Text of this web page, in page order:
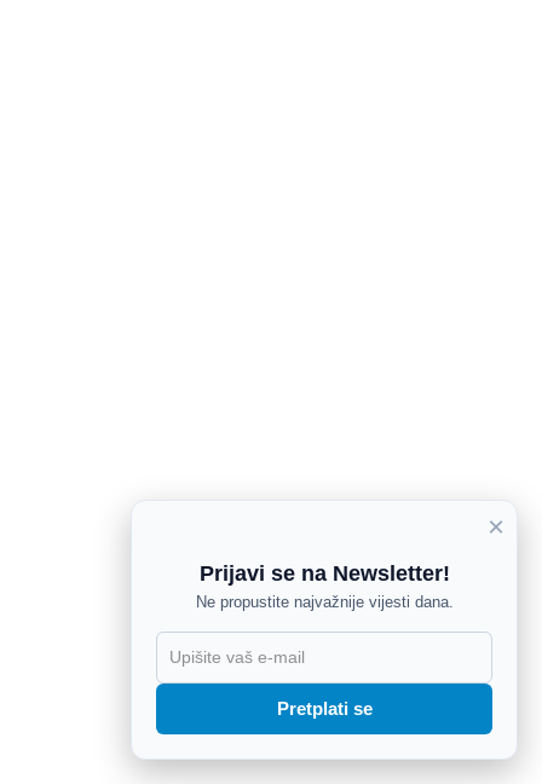
×
Prijavi se na Newsletter!
Ne propustite najvažnije vijesti dana.
Pretplati se